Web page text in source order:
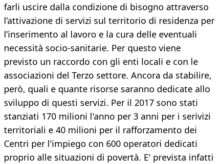
farli uscire dalla condizione di bisogno attraverso
l’attivazione di servizi sul territorio di residenza per
l’inserimento al lavoro e la cura delle eventuali
necessità socio-sanitarie. Per questo viene
previsto un raccordo con gli enti locali e con le
associazioni del Terzo settore. Ancora da stabilire,
però, quali e quante risorse saranno dedicate allo
sviluppo di questi servizi. Per il 2017 sono stati
stanziati 170 milioni l'anno per 3 anni per i serivizi
territoriali e 40 milioni per il rafforzamento dei
Centri per l'impiego con 600 operatori dedicati
proprio alle situazioni di povertà. E' prevista infatti